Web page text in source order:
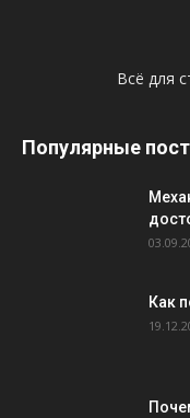
Всё для
Популярные
Как